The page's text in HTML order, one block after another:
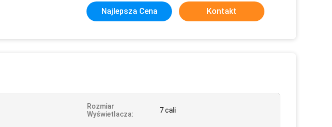
Najlepsza Cena Kontakt
Rozmiar
Wyświetlacza:
7 cali